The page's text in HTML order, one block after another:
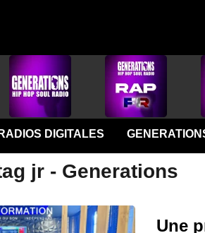
RADIOS DIGITALES
jr - Generations
Une